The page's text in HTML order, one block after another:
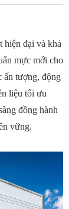
hiện đại và khả
mực mới cho
ấn tượng, động
liệu tối ưu
đồng hành
vững.